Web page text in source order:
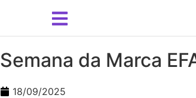
Semana da Marca
18/09/2025